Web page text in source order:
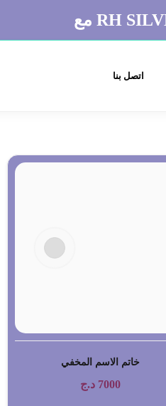
اتصل بنا
خاتم الاسم المخفي
7000 د.ج